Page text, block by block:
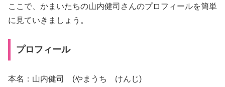
ここで、かまいたちの山内健司さんのプロフィールを簡単
に見ていきましょう。
プロフィール
本名：山内健司 (やまうち けんじ)